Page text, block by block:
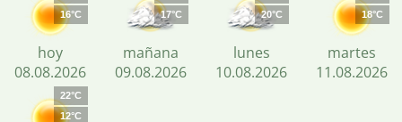
16°C
hoy
08.08.2026
17°C
mañana
09.08.2026
20°C
lunes
10.08.2026
18°C
martes
11.08.2026
22°C
12°C